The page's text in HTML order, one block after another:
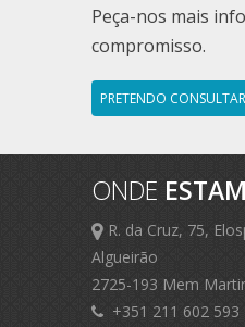
Peça-nos mais
compromisso.
PRETENDO
ONDE
R. da Cruz, 75,
Algueirão
2725-193 Mem
+351 211 602 593